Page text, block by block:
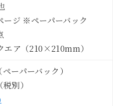
ージ ※ペーパーバック
エア（210×210mm）
ーパーバック）
別）